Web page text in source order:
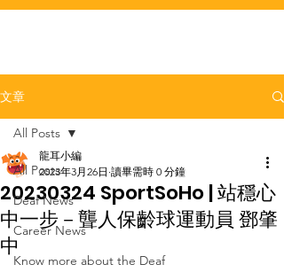
文章
All Posts
Deaf News
Career News
Know more about the Deaf
All Posts
20230324 SportSoHo | 站穩心
中一步－聾人保齡球運動員 鄧肇
中
龍耳小編
2023年3月26日 讀畢需時 0 分鐘